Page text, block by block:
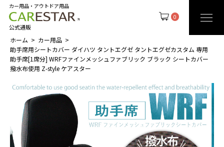
0
カー用品・アウトドア用品
公式通販
ホーム
カー用品
助手席用シートカバー ダイハツ タントエグゼ タントエグゼカスタム 専用
助手席[1席分] WRFファインメッシュファブリック ブラック シートカバー
撥水布使用 Z-style ケアスター